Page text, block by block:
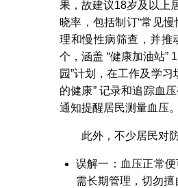
果，故建议18岁及以上
晓率，包括制订“常见
理和慢性病筛查，并推
个，涵盖 “健康加油站”
园”计划，在工作及学
的健康” 记录和追踪血
通知提醒居民测量血压。
此外，不少居民对
误解一：血压正常
需长期管理，切勿擅